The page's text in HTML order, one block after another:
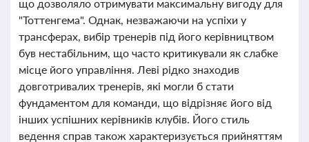
що дозволяло отримувати максимальну вигоду для
"Тоттенгема". Однак, незважаючи на успіхи у
трансферах, вибір тренерів під його керівництвом
був нестабільним, що часто критикували як слабке
місце його управління. Леві рідко знаходив
довготривалих тренерів, які могли б стати
фундаментом для команди, що відрізняє його від
інших успішних керівників клубів. Його стиль
ведення справ також характеризується прийняттям